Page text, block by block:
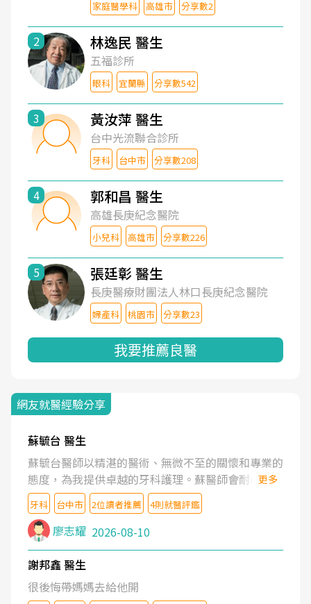
家庭醫學科 高雄市 分享數2
2 林逸民 醫生
五福診所
眼科 宜蘭縣 分享數542
3 黃汝萍 醫生
台中光流聯合診所
牙科 台中市 分享數208
4 郭和昌 醫生
高雄長庚紀念醫院
小兒科 高雄市 分享數226
5 張廷彰 醫生
長庚醫療財團法人林口長庚紀念醫院
婦產科 桃園市 分享數23
我要推薦良醫
網友就醫經驗分享
蘇毓台 醫生
蘇毓台醫師以精湛的醫術、無微不至的關懷和專業的
態度，為我提供卓越的牙科護理。蘇醫師會耐心了解
我的需求，清楚地解釋治療方案，並營造舒適溫馨的
就診體驗。蘇醫師更鼓勵我維護口腔健康。坦誠的說
蘇醫師是業內最頂尖的牙醫。蘇醫師的醫護團隊也是
一流的水準。
更多
牙科 台中市 2位讀者推薦 4則就醫評鑑
廖志耀 2026-08-10
謝邦鑫 醫生
很後悔帶媽媽去給他開